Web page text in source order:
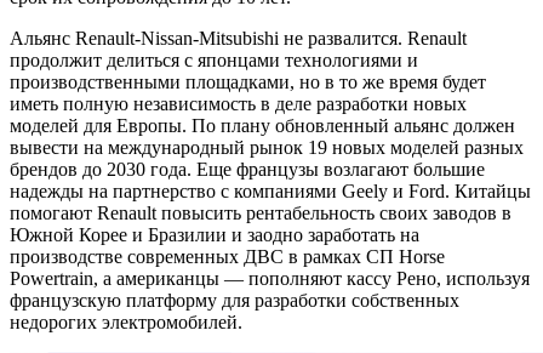
Альянс Renault-Nissan-Mitsubishi не развалится. Renault
продолжит делиться с японцами технологиями и
производственными площадками, но в то же время будет
иметь полную независимость в деле разработки новых
моделей для Европы. По плану обновленный альянс должен
вывести на международный рынок 19 новых моделей разных
брендов до 2030 года. Еще французы возлагают большие
надежды на партнерство с компаниями Geely и Ford. Китайцы
помогают Renault повысить рентабельность своих заводов в
Южной Корее и Бразилии и заодно заработать на
производстве современных ДВС в рамках СП Horse
Powertrain, а американцы — пополняют кассу Рено, используя
французскую платформу для разработки собственных
недорогих электромобилей.